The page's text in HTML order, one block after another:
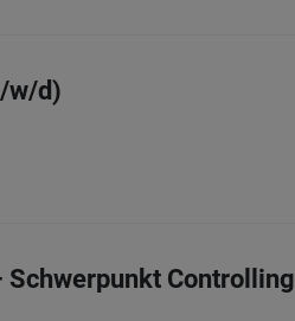
w/d)
Schwerpunkt Controlling